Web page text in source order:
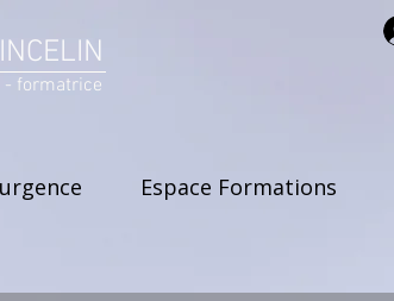
- formatrice
Espace Formations